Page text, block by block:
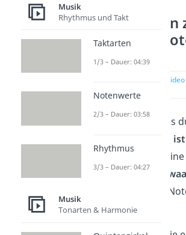
Die Grundlagen
Notenlesen:
Stammtöne
zur Stelle im
Noten lesen heißt, dass
hoch oder tief ein Ton ist
Notenlinien liest du
Notenlinien sindfünf
, auf denen die
werden.
Musik
Rhythmus und Takt
Taktarten
1/3 – Dauer: 04:39
Notenwerte
2/3 – Dauer: 03:58
Rhythmus
3/3 – Dauer: 04:27
Musik
Tonarten & Harmonie